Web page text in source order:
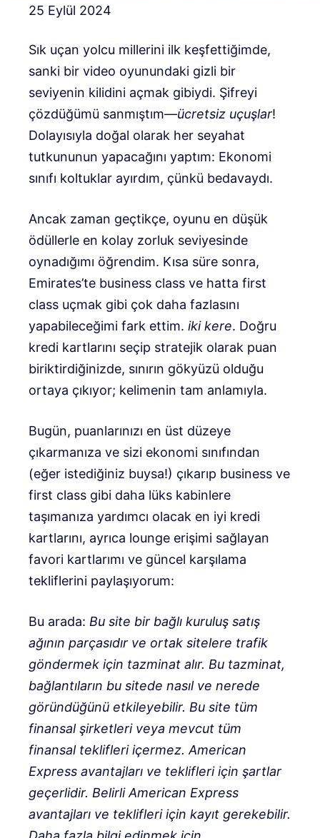
25 Eylül 2024
Sık uçan yolcu millerini ilk keşfettiğimde,
sanki bir video oyunundaki gizli bir
seviyenin kilidini açmak gibiydi. Şifreyi
çözdüğümü sanmıştım—ücretsiz uçuşlar!
Dolayısıyla doğal olarak her seyahat
tutkununun yapacağını yaptım: Ekonomi
sınıfı koltuklar ayırdım, çünkü bedavaydı.
Ancak zaman geçtikçe, oyunu en düşük
ödüllerle en kolay zorluk seviyesinde
oynadığımı öğrendim. Kısa süre sonra,
Emirates’te business class ve hatta first
class uçmak gibi çok daha fazlasını
yapabileceğimi fark ettim. iki kere. Doğru
kredi kartlarını seçip stratejik olarak puan
biriktirdiğinizde, sınırın gökyüzü olduğu
ortaya çıkıyor; kelimenin tam anlamıyla.
Bugün, puanlarınızı en üst düzeye
çıkarmanıza ve sizi ekonomi sınıfından
(eğer istediğiniz buysa!) çıkarıp business ve
first class gibi daha lüks kabinlere
taşımanıza yardımcı olacak en iyi kredi
kartlarını, ayrıca lounge erişimi sağlayan
favori kartlarımı ve güncel karşılama
tekliflerini paylaşıyorum:
Bu arada: Bu site bir bağlı kuruluş satış
ağının parçasıdır ve ortak sitelere trafik
göndermek için tazminat alır. Bu tazminat,
bağlantıların bu sitede nasıl ve nerede
göründüğünü etkileyebilir. Bu site tüm
finansal şirketleri veya mevcut tüm
finansal teklifleri içermez. American
Express avantajları ve teklifleri için şartlar
geçerlidir. Belirli American Express
avantajları ve teklifleri için kayıt gerekebilir.